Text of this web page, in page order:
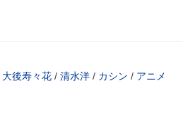
大後寿々花 / 清水洋 / カシン / アニメ